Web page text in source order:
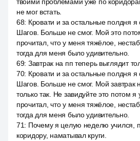
не мог встать.
68: Кровати и за остальные полдня я
Шагов. Больше не смог. Мой это
прочитал, что у меня тяжёлое,
тогда для меня было удивительно.
69: Завтрак на пп теперь выглядит
70: Кровати и за остальные полдня я
Шагов. Больше не смог. Мой завтрак
только так. Не завидуйте это потом я
прочитал, что у меня тяжёлое,
тогда для меня было удивительно.
71: Почему я целую неделю учился,
коридору, наматывал круги.